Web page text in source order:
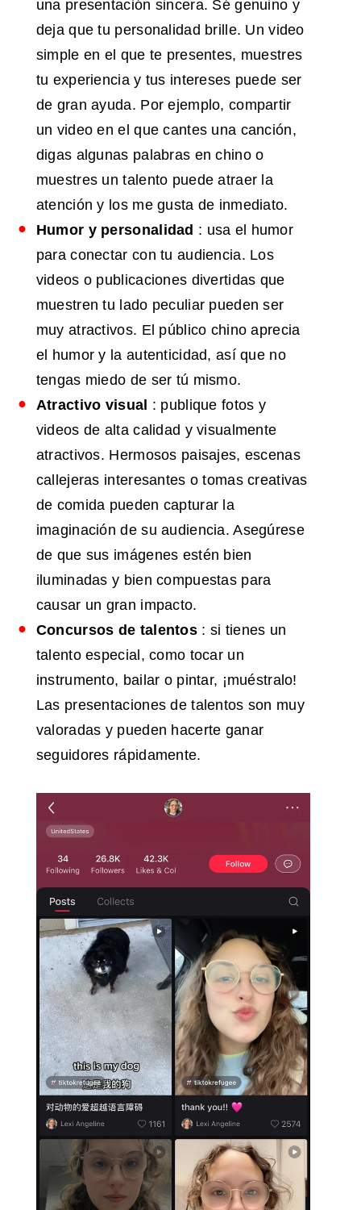
una presentación sincera. Sé genuino y
deja que tu personalidad brille. Un video
simple en el que te presentes, muestres
tu experiencia y tus intereses puede ser
de gran ayuda. Por ejemplo, compartir
un video en el que cantes una canción,
digas algunas palabras en chino o
muestres un talento puede atraer la
atención y los me gusta de inmediato.
Humor y personalidad : usa el humor
para conectar con tu audiencia. Los
videos o publicaciones divertidas que
muestren tu lado peculiar pueden ser
muy atractivos. El público chino aprecia
el humor y la autenticidad, así que no
tengas miedo de ser tú mismo.
Atractivo visual : publique fotos y
videos de alta calidad y visualmente
atractivos. Hermosos paisajes, escenas
callejeras interesantes o tomas creativas
de comida pueden capturar la
imaginación de su audiencia. Asegúrese
de que sus imágenes estén bien
iluminadas y bien compuestas para
causar un gran impacto.
Concursos de talentos: si tienes un
talento especial, como tocar un
instrumento, bailar o pintar, ¡muéstralo!
Las presentaciones de talentos son muy
valoradas y pueden hacerte ganar
seguidores rápidamente.